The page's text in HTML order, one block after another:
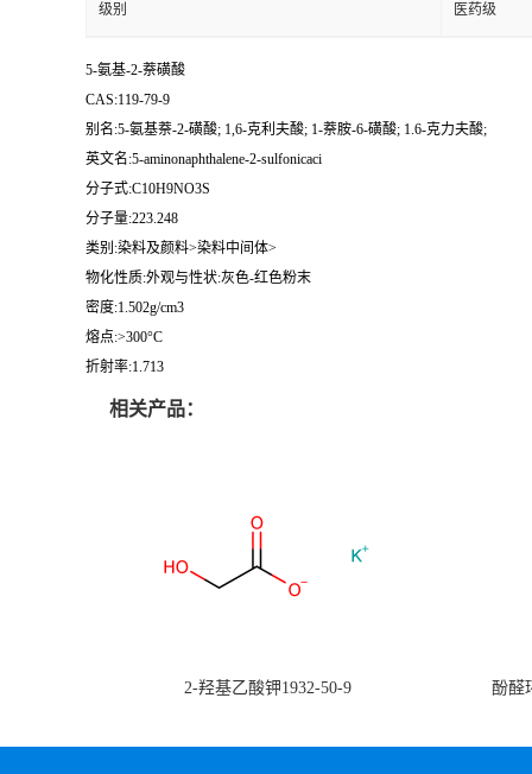
级别 医药级
5-氨基-2-萘磺酸
CAS:119-79-9
别名:5-氨基萘-2-磺酸; 1,6-克利夫酸; 1-萘胺-6-磺酸; 1.6-克力夫酸;
英文名:5-aminonaphthalene-2-sulfonicaci
分子式:C10H9NO3S
分子量:223.248
类别:染料及颜料>染料中间体>
物化性质:外观与性状:灰色-红色粉末
密度:1.502g/cm3
熔点:>300°C
折射率:1.713
相关产品：
2-羟基乙酸钾1932-50-9 酚醛